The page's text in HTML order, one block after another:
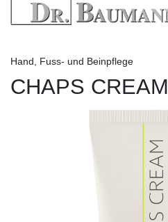
Hand, Fuss- und Beinpflege
CHAPS CREAM